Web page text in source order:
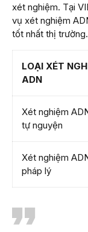
xét nghiệm. Tại
vụ xét nghiệm
tốt nhất thị trường.
LOẠI XÉT
ADN
Xét nghiệm
tự nguyện
Xét nghiệm
pháp lý